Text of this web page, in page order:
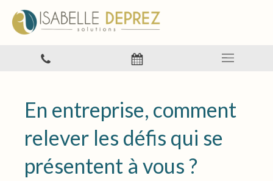
En entreprise, comment
relever les défis qui se
présentent à vous ?